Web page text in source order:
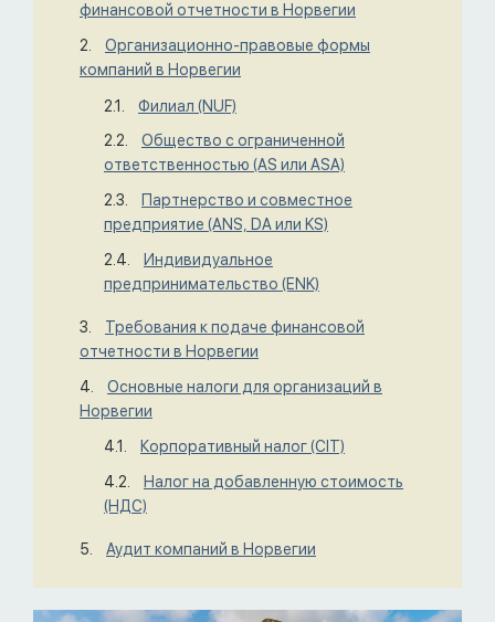
финансовой отчетности в Норвегии
Организационно-правовые формы
компаний в Норвегии
Филиал (NUF)
Общество с ограниченной
ответственностью (AS или ASA)
Партнерство и совместное
предприятие (ANS, DA или KS)
Индивидуальное
предпринимательство (ENK)
Требования к подаче финансовой
отчетности в Норвегии
Основные налоги для организаций в
Норвегии
Корпоративный налог (CIT)
Налог на добавленную стоимость
(НДС)
Аудит компаний в Норвегии